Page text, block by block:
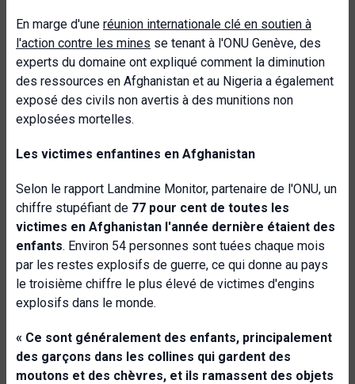
En marge d'une réunion internationale clé en soutien à
l'action contre les mines se tenant à l'ONU Genève, des
experts du domaine ont expliqué comment la diminution
des ressources en Afghanistan et au Nigeria a également
exposé des civils non avertis à des munitions non
explosées mortelles.
Les victimes enfantines en Afghanistan
Selon le rapport Landmine Monitor, partenaire de l'ONU, un
chiffre stupéfiant de 77 pour cent de toutes les
victimes en Afghanistan l'année dernière étaient des
enfants. Environ 54 personnes sont tuées chaque mois
par les restes explosifs de guerre, ce qui donne au pays
le troisième chiffre le plus élevé de victimes d'engins
explosifs dans le monde.
« Ce sont généralement des enfants, principalement
des garçons dans les collines qui gardent des
moutons et des chèvres, et ils ramassent des objets